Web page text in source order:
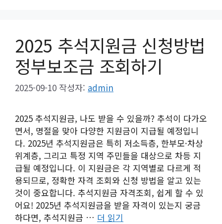
2025 추석지원금 신청방법
정부보조금 조회하기
2025-09-10 작성자: admin
2025 추석지원금, 나도 받을 수 있을까? 추석이 다가오
면서, 명절을 맞아 다양한 지원금이 지급될 예정입니
다. 2025년 추석지원금은 특히 저소득층, 한부모·차상
위계층, 그리고 특정 지역 주민들을 대상으로 차등 지
급될 예정입니다. 이 지원금은 각 지역별로 다르게 적
용되므로, 정확한 자격 조회와 신청 방법을 알고 있는
것이 중요합니다. 추석지원금 자격조회, 쉽게 할 수 있
어요! 2025년 추석지원금을 받을 자격이 있는지 궁금
하다면, 추석지원금 … 더 읽기